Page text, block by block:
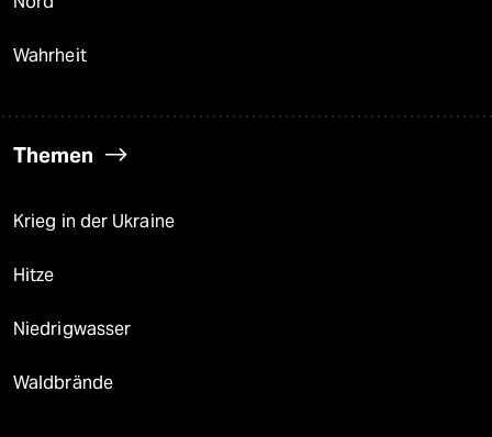
Wahrheit
Themen
Krieg in der Ukraine
Hitze
Niedrigwasser
Waldbrände